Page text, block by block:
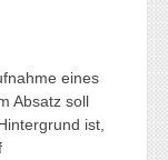
eines
Absatz soll
ist,